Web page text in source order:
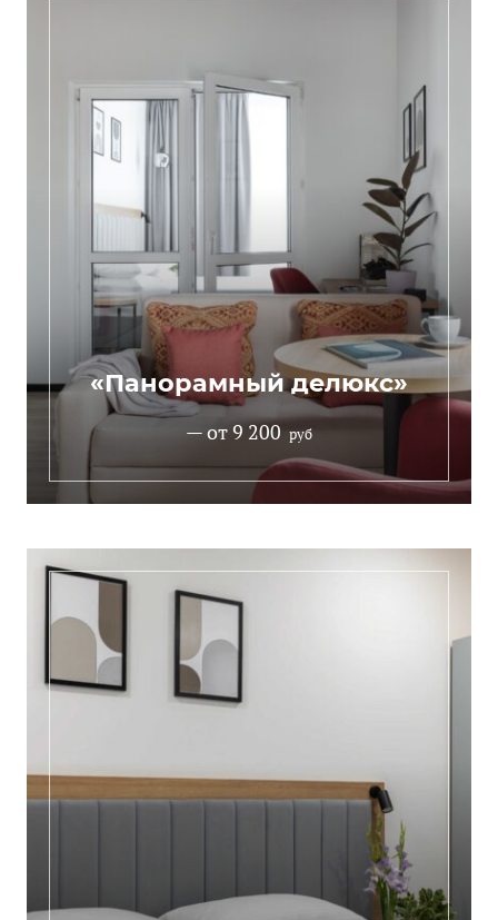
«Панорамный делюкс»
— от 9 200 руб